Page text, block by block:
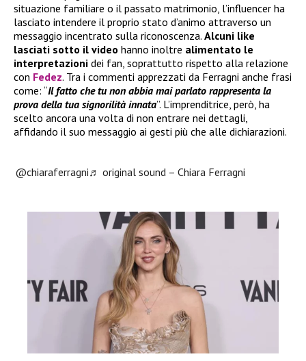
situazione familiare o il passato matrimonio, l’influencer ha
lasciato intendere il proprio stato d’animo attraverso un
messaggio incentrato sulla riconoscenza. Alcuni like
lasciati sotto il video hanno inoltre alimentato le
interpretazioni dei fan, soprattutto rispetto alla relazione
con Fedez. Tra i commenti apprezzati da Ferragni anche frasi
come: “Il fatto che tu non abbia mai parlato rappresenta la
prova della tua signorilità innata”. L’imprenditrice, però, ha
scelto ancora una volta di non entrare nei dettagli,
affidando il suo messaggio ai gesti più che alle dichiarazioni.
@chiaraferragni♬ original sound – Chiara Ferragni